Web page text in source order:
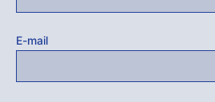
E-mail